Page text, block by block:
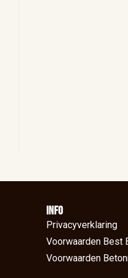
Info
Privacyverklaring
Voorwaarden Best
Voorwaarden